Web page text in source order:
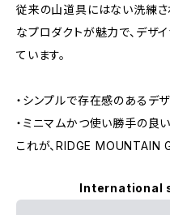
従来の山道具にはない洗練さ
なプロダクトが魅力で、デザ
ています。
・シンプルで存在感のあるデ
・ミニマムかつ使い勝手の良
これが、RIDGE MOUNTAIN
International